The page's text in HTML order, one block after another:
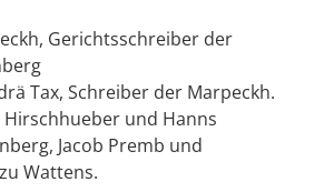
Gerichtsschreiber der
Tax, Schreiber der Marpeckh.
und Hanns
Jacob Premb und
Wattens.